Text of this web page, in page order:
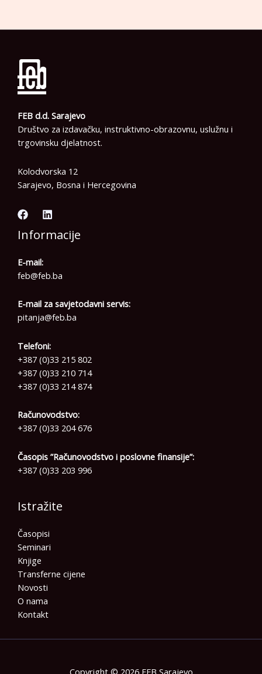
FEB d.d. Sarajevo
Društvo za izdavačku, instruktivno-obrazovnu, uslužnu i
trgovinsku djelatnost.
Kolodvorska 12
Sarajevo, Bosna i Hercegovina
Informacije
E-mail:
feb@feb.ba
E-mail za savjetodavni servis:
pitanja@feb.ba
Telefoni:
+387 (0)33 215 802
+387 (0)33 210 714
+387 (0)33 214 874
Računovodstvo:
+387 (0)33 204 676
Časopis ”Računovodstvo i poslovne finansije”:
+387 (0)33 203 996
Istražite
Časopisi
Seminari
Knjige
Transferne cijene
Novosti
O nama
Kontakt
Copyright © 2026 FEB Sarajevo